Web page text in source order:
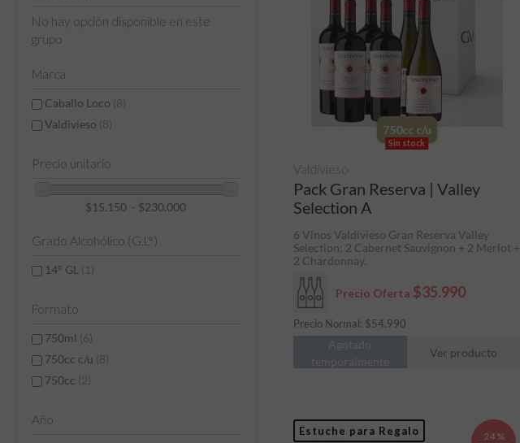
750cc c/u
Sin stock
Pack Gran Reserva | Valley
Selection A
Precio Oferta $35.990
Precio Normal: $54.990
Valdivieso
6 Vinos Valdivieso Gran Reserva Valley
Selection: 2 Cabernet Sauvignon + 2 Merlot +
2 Chardonnay.
Agotado
temporalmente
Ver producto
Estuche para Regalo
24%
No hay opción disponible en este
grupo
Marca
Caballo Loco (8)
Valdivieso (8)
Precio unitario
$15.150 - $230.000
Grado Alcohólico (G.L°)
14° GL (1)
Formato
750ml (6)
750cc c/u (8)
750cc (2)
Año